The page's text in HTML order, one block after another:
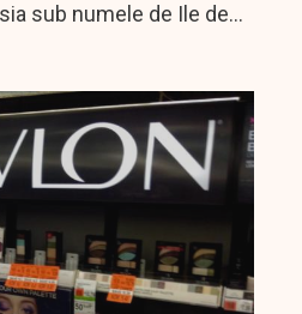
sub numele de Ile de